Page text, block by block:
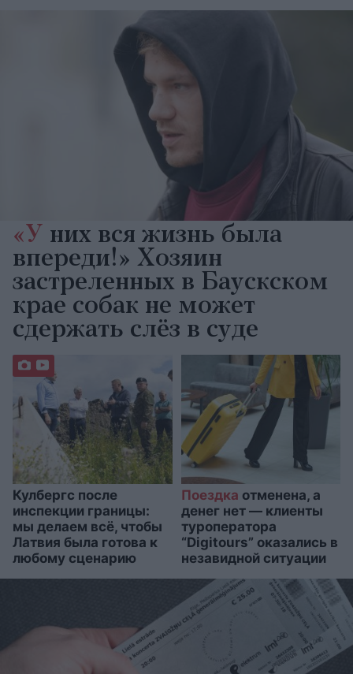
«У них вся жизнь была
впереди!» Хозяин
застреленных в Бауcкском
крае собак не может
сдержать слёз в суде
Кулбергс после
инспекции границы:
мы делаем всё, чтобы
Латвия была готова к
любому сценарию
Поездка отменена, а
денег нет — клиенты
туроператора
“Digitours” оказались в
незавидной ситуации